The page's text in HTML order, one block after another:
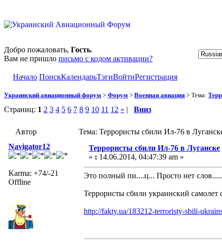
Добро пожаловать, Гость.
Вам не пришло письмо с кодом активации?
Начало ПоискКалендарьТэгиВойтиРегистрация
Украинский авиационный форум > Форум > Военная авиация > Тема:
Страниц: 1 2 3 4 5 6 7 8 9 10 11 12 » | Вниз
Автор
Тема: Террористы сбили Ил-76 в
Navigator12
Karma: +74/-21
Offline
Террористы сбили Ил-76 в Луганске
« : 14.06.2014, 04:47:39 am »
Это полный пи....ц... Просто нет
Террористы сбили украинский самолет
http://fakty.ua/183212-terroristy-sbili-